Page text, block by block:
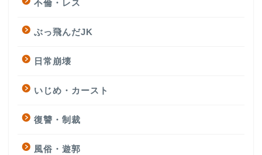
不倫・レス
ぶっ飛んだJK
日常崩壊
いじめ・カースト
復讐・制裁
風俗・遊郭